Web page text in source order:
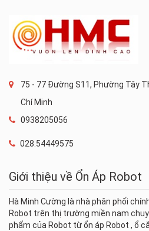
75 - 77 Đường S11, Phường Tây
Chí Minh
0938205056
028.54449575
Giới thiệu về Ổn Áp Robot
Hà Minh Cường là nhà phân phối
Robot trên thị trường miền nam
phẩm của Robot từ ổn áp Robot , ổ